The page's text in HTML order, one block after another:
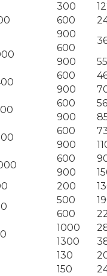
300
600
900
600
900
600
900
600
900
600
900
600
900
200
500
600
1000
1300
130
150